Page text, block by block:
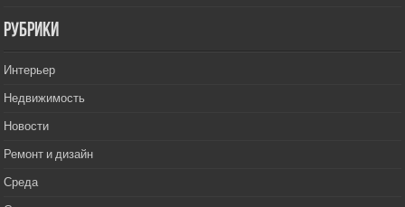
РУбрики
Интерьер
Недвижимость
Новости
Ремонт и дизайн
Среда